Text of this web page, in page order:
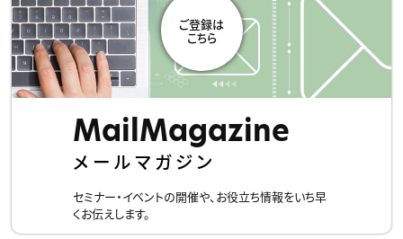
去及び第三者への提供の停止、記録の開示の請求等、または
苦情、相談をお申し出になる場合には、下記お問い合わせ窓
口までご連絡下さい。
【お問い合わせ窓口】
ィードビル
ロジスティード株式会社
個人情報保護管理者代理人 ： 営業企画部長
お問い合わせ先 ： 営業企画部 窓口管理者
Ｅｍａｉｌ：service_db@logisteed.com
■その他の詳細は、当社ホームページの『個人情報保護に関
MailMagazine
メールマガジン
セミナー・イベントの開催や、お役立ち情報をいち早
くお伝えします。